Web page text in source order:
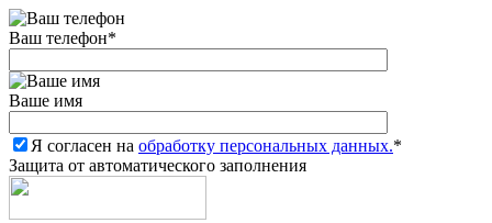
Ваш телефон*
Ваше имя
Я согласен на обработку персональных данных.*
Защита от автоматического заполнения